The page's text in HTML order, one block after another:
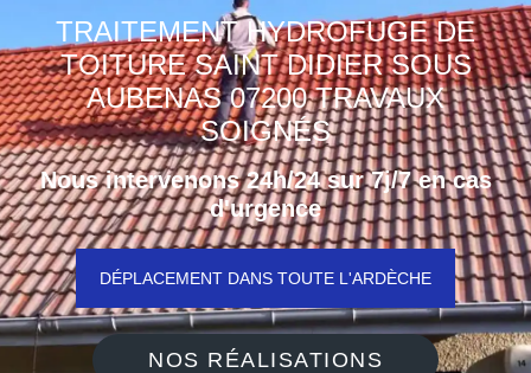
TRAITEMENT HYDROFUGE DE
TOITURE SAINT DIDIER SOUS
AUBENAS 07200 TRAVAUX
SOIGNÉS
Nous intervenons 24h/24 sur 7j/7 en cas
d'urgence
DÉPLACEMENT DANS TOUTE L'ARDÈCHE
NOS RÉALISATIONS